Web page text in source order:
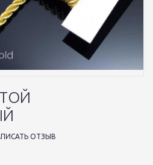
ОТЗЫВ